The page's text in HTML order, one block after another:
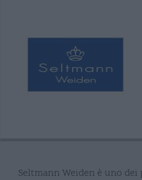
Seltmann Weiden è uno